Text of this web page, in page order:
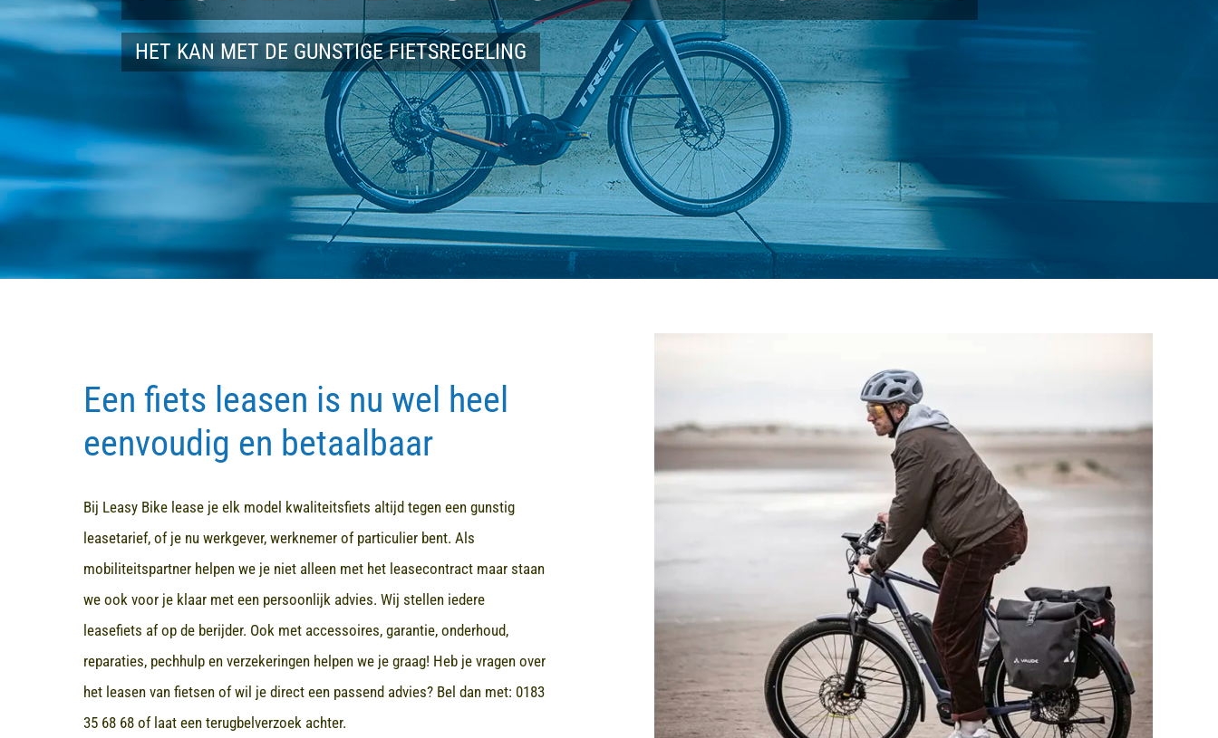
HET KAN MET DE GUNSTIGE FIETSREGELING
Een fiets leasen is nu wel heel
eenvoudig en betaalbaar
Bij Leasy Bike lease je elk model kwaliteitsfiets altijd tegen een gunstig
leasetarief, of je nu werkgever, werknemer of particulier bent. Als
mobiliteitspartner helpen we je niet alleen met het leasecontract maar staan
we ook voor je klaar met een persoonlijk advies. Wij stellen iedere
leasefiets af op de berijder. Ook met accessoires, garantie, onderhoud,
reparaties, pechhulp en verzekeringen helpen we je graag! Heb je vragen over
het leasen van fietsen of wil je direct een passend advies? Bel dan met: 0183
35 68 68of laat een terugbelverzoek achter.